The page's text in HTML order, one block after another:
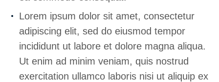
Lorem ipsum dolor sit amet, consectetur
adipiscing elit, sed do eiusmod tempor
incididunt ut labore et dolore magna aliqua.
Ut enim ad minim veniam, quis nostrud
exercitation ullamco laboris nisi ut aliquip ex